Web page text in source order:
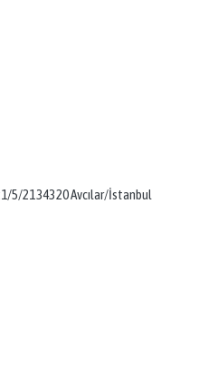
5/21 34320 Avcılar/İstanbul